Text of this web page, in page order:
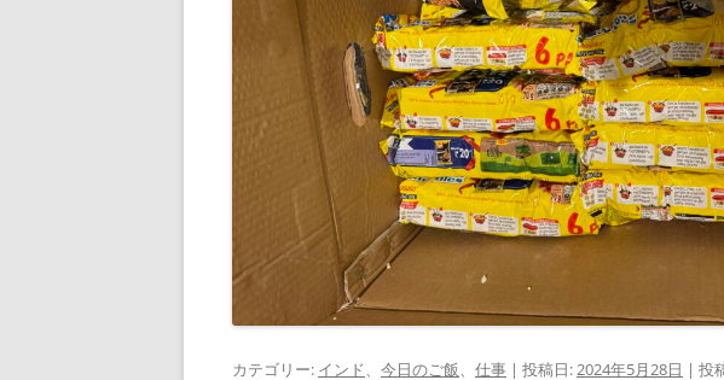
カテゴリー: インド、 今日のご飯、 仕事 | 投稿日:2024年5月28日 | 投